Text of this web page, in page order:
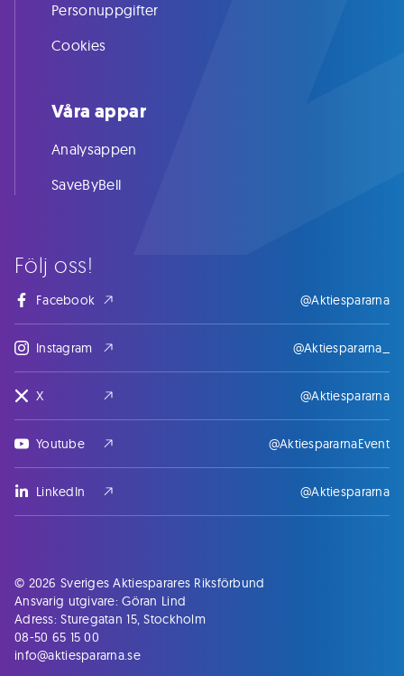
Följ oss!
Facebook @Aktiespararna
Instagram @Aktiespararna_
X @Aktiespararna
Youtube @AktiespararnaEvent
LinkedIn @Aktiespararna
Personuppgifter
Cookies
Våra appar
Analysappen
SaveByBell
© 2026 Sveriges Aktiesparares Riksförbund
Ansvarig utgivare: Göran Lind
Adress: Sturegatan 15, Stockholm
08-50 65 15 00
info@aktiespararna.se